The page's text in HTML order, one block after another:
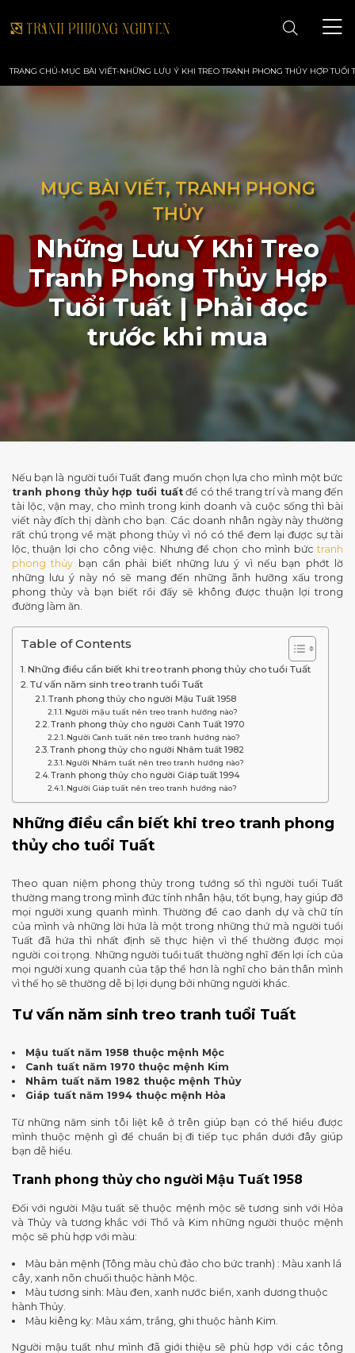
TRANH PHONG CẢNH
TRANH PHONG THỦY
TRANH HOA
TRANH SƠN DẦU
LIÊN HỆ
TRANG CHỦ-MỤC BÀI VIẾT-NHỮNG LƯU Ý KHI TREO TRANH PHONG THỦY HỢP TUỔI
MỤC BÀI VIẾT, TRANH PHONG
THỦY
Những Lưu Ý Khi Treo
Tranh Phong Thủy Hợp
Tuổi Tuất | Phải đọc
trước khi mua
Nếu bạn là người tuổi Tuất đang muốn chọn lựa cho mình một bức
tranh phong thủy hợp tuổi tuất để có thể trang trí và mang đến
tài lộc, vận may, cho mình trong kinh doanh và cuộc sống thì bài
viết này đích thị dành cho bạn. Các doanh nhân ngày này thường
rất chú trọng về mặt phong thủy vì nó có thể đem lại được sự tài
lộc, thuận lợi cho công việc. Nhưng để chọn cho mình bức tranh
phong thủy bạn cần phải biết những lưu ý vì nếu bạn phớt lờ
những lưu ý này nó sẽ mang đến những ãnh hưỡng xấu trong
phong thủy và bạn biết rồi đấy sẽ không được thuận lợi trong
đường làm ăn.
Table of Contents
Những điều cần biết khi treo tranh phong thủy cho tuổi Tuất
Tư vấn năm sinh treo tranh tuổi Tuất
Tranh phong thủy cho người Mậu Tuất 1958
Người mậu tuất nên treo tranh hướng nào?
Tranh phong thủy cho người Canh Tuất 1970
Người Canh tuất nên treo tranh hướng nào?
Tranh phong thủy cho người Nhâm tuất 1982
Người Nhâm tuất nên treo tranh hướng nào?
Tranh phong thủy cho người Giáp tuất 1994
Người Giáp tuất nên treo tranh hướng nào?
Những điều cần biết khi treo tranh phong
thủy cho tuổi Tuất
Theo quan niệm phong thủy trong tướng số thì người tuổi Tuất
thường mang trong mình đức tính nhân hậu, tốt bụng, hay giúp đỡ
mọi người xung quanh mình. Thường đề cao danh dự và chữ tín
của mình và những lời hứa là một trong những thứ mà người tuổi
Tuất đã hứa thì nhất định sẽ thực hiện vì thế thường được mọi
người coi trọng. Những người tuổi tuất thường nghĩ đến lợi ích của
mọi người xung quanh của tập thể hơn là nghĩ cho bản thân mình
vì thế họ sẽ thường dễ bị lợi dụng bởi những người khác.
Tư vấn năm sinh treo tranh tuổi Tuất
Mậu tuất năm 1958 thuộc mệnh Mộc
Canh tuất năm 1970 thuộc mệnh Kim
Nhâm tuất năm 1982 thuộc mệnh Thủy
Giáp tuất năm 1994 thuộc mệnh Hỏa
Từ những năm sinh tôi liệt kê ở trên giúp bạn có thể hiểu được
mình thuộc mệnh gì để chuẩn bị đi tiếp tục phần dưới đây giúp
bạn dễ hiểu.
Tranh phong thủy cho người Mậu Tuất 1958
Đối với người Mậu tuất sẽ thuộc mệnh mộc sẽ tương sinh với Hỏa
và Thủy và tương khắc với Thổ và Kim những người thuộc mệnh
mộc sẽ phù hợp với màu:
Màu bản mệnh (Tông màu chủ đảo cho bức tranh) : Màu xanh lá
cây, xanh nõn chuối thuộc hành Mộc.
Màu tương sinh: Màu đen, xanh nước biển, xanh dương thuộc
hành Thủy.
Màu kiêng kỵ: Màu xám, trắng, ghi thuộc hành Kim.
Người mậu tuất như mình đã giới thiệu sẽ phù hợp với các tông